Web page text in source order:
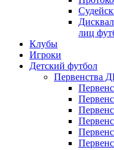
лиц
Клубы
Игроки
Детский футбол
Первенства